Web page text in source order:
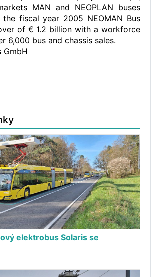
MAN and NEOPLAN buses
fiscal year 2005 NEOMAN Bus
of € 1.2 billion with a workforce
6,000 bus and chassis sales.
GmbH
elektrobus Solaris se